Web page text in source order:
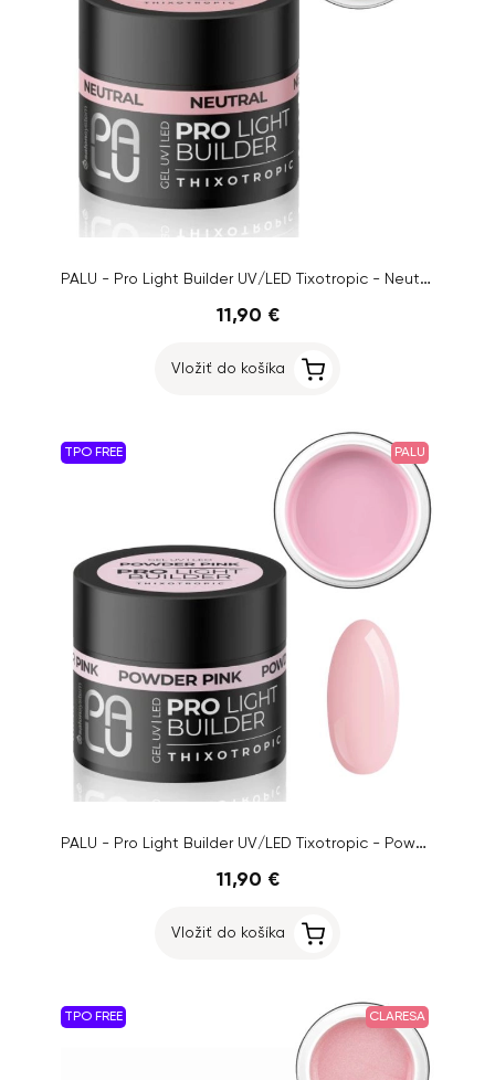
PALU - Pro Light Builder UV/LED Tixotropic - Neutral, 45g
11,90 €
Vložiť do košíka
TPO FREE PALU
PALU - Pro Light Builder UV/LED Tixotropic - Powder Pink, 45g
11,90 €
Vložiť do košíka
TPO FREE CLARESA